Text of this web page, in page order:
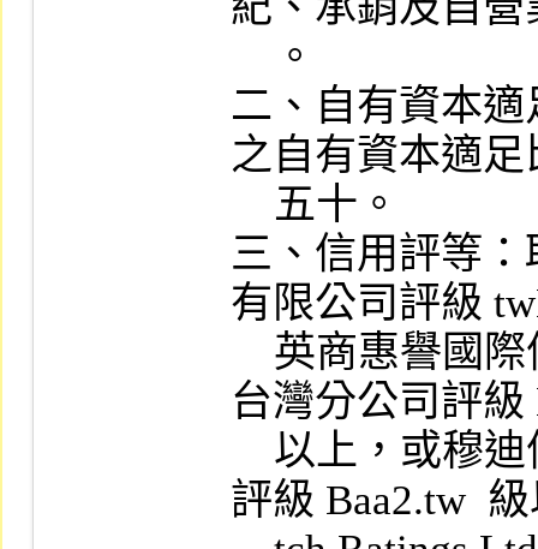
二、自有資本
之自有資本適
三、信用評等
有限公司評級
台灣分公司評
評級 Baa2.tw